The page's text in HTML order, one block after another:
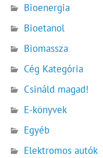
Bioenergia
Bioetanol
Biomassza
Cég Kategória
Csináld magad!
E-könyvek
Egyéb
Elektromos autók